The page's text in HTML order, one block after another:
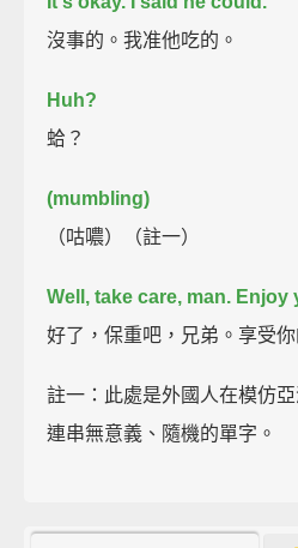
沒事的。我准他吃的。
Huh?
蛤？
(mumbling)
（咕噥）（註一）
Well, take care, man. Enjoy
好了，保重吧，兄弟。享受你
註一：此處是外國人在模仿
連串無意義、隨機的單字。